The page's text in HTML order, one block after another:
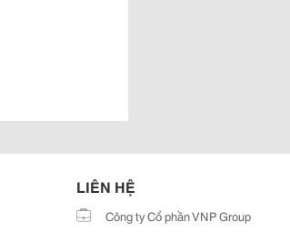
LIÊN HỆ
Công ty Cổ phần VNP Group